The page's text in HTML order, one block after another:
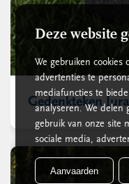
Gedenkteken
Deze website
We gebruiken cookies
advertenties te
mediafuncties te
analyseren. We delen
gebruik van onze site
sociale media,
Aanvaarden